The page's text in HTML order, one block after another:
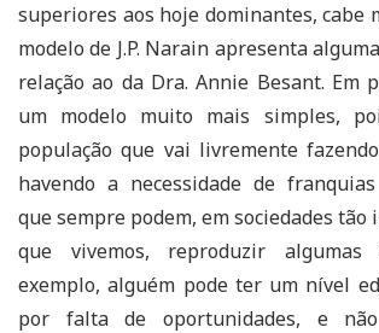
superiores aos hoje dominantes, cabe
modelo de J.P. Narain apresenta
relação ao da Dra. Annie Besant. Em
um modelo muito mais simples,
população que vai livremente
havendo a necessidade de
que sempre podem, em sociedades tão
que vivemos, reproduzir algumas
exemplo, alguém pode ter um nível
por falta de oportunidades, e